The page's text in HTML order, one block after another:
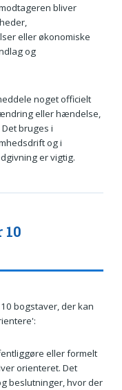
bliver
eller økonomiske
og
noget officielt
eller hændelse,
bruges i
og i
er vigtig.
bogstaver, der kan
eller formelt
orienteret. Det
beslutninger, hvor der